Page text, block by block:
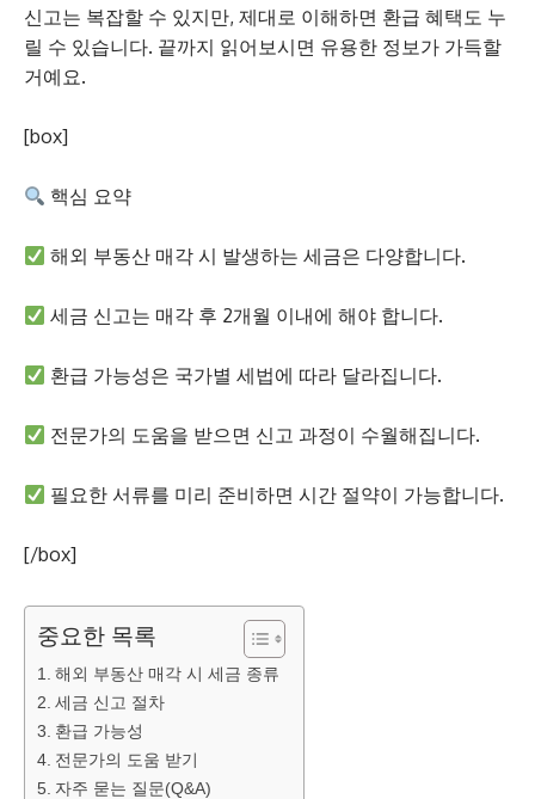
신고는 복잡할 수 있지만, 제대로 이해하면 환급 혜택도 누
릴 수 있습니다. 끝까지 읽어보시면 유용한 정보가 가득할
거예요.
[box]
핵심 요약
해외 부동산 매각 시 발생하는 세금은 다양합니다.
세금 신고는 매각 후 2개월 이내에 해야 합니다.
환급 가능성은 국가별 세법에 따라 달라집니다.
전문가의 도움을 받으면 신고 과정이 수월해집니다.
필요한 서류를 미리 준비하면 시간 절약이 가능합니다.
[/box]
중요한 목록
해외 부동산 매각 시 세금 종류
세금 신고 절차
환급 가능성
전문가의 도움 받기
자주 묻는 질문(Q&A)